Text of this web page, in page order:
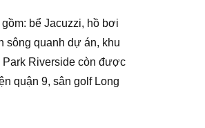
bể Jacuzzi, hồ bơi
sông quanh dự án, khu
Riverside còn được
quận 9, sân golf Long